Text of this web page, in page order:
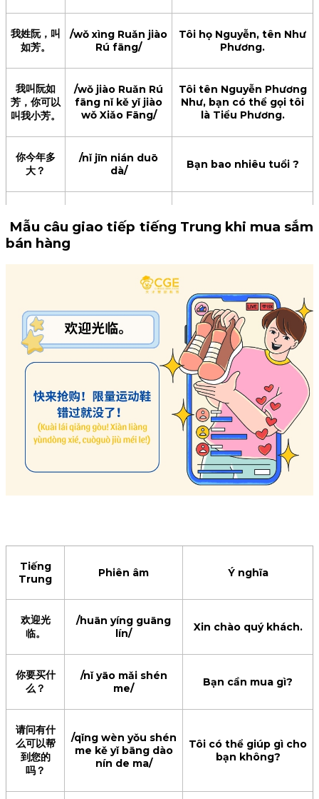
我姓阮，叫
如芳。
/wǒ xìng Ruǎn jiào
Rú fāng/
Tôi họ Nguyễn, tên Như
Phương.
我叫阮如
芳，你可以
叫我小芳。
/wǒ jiào Ruǎn Rú
fāng nǐ kě yǐ jiào
wǒ Xiǎo Fāng/
Tôi tên Nguyễn Phương
Như, bạn có thể gọi tôi
là Tiểu Phương.
你今年多
大？
/nǐ jīn nián duō
dà/
Bạn bao nhiêu tuổi ?
二岁。
èr suì/
Năm nay tôi 22 tuổi
你哪年出
/nǐ nǎ nián chū
Bạn sinh năm bao nhiêu
我2000年
出生。
/wǒ èr líng líng
líng nián chū
shēng/
Tôi sinh năm 2000.
你属什么？ /nǐ shǔ shén me/ Bạn tuổi con gì ?
我属龙。 /wǒ shǔ lóng/ Tôi tuổi con rồng.
/nǐ shì nǎ guó rén/ Bạn là người nước nào ?
我是越南
人。
/wǒ shì Yuè nán
认识你，我
很高兴。
/rèn shì nǐ wǒ hěn
gāo xìng/
Rất hân hạnh được làm
với bạn.
Mẫu câu giao tiếp tiếng Trung khi mua sắm
bán hàng
Tiếng
Trung
Phiên âm Ý nghĩa
欢迎光
临。
/huān yíng guāng
lín/
Xin chào quý khách.
你要买什
么？
/nǐ yāo mǎi shén
me/
Bạn cần mua gì?
请问有什
么可以帮
到您的
吗？
/qǐng wèn yǒu shén
me kě yǐ bāng dào
nín de ma/
Tôi có thể giúp gì cho
bạn không?